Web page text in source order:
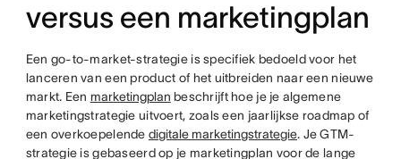
versus een marketingplan
Een go-to-market-strategie is specifiek bedoeld voor het
lanceren van een product of het uitbreiden naar een nieuwe
markt. Een marketingplan beschrijft hoe je je algemene
marketingstrategie uitvoert, zoals een jaarlijkse roadmap of
een overkoepelende digitale marketingstrategie. Je GTM-
strategie is gebaseerd op je marketingplan voor de lange